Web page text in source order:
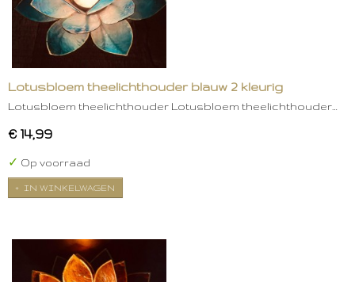
Lotusbloem theelichthouder blauw 2 kleurig
Lotusbloem theelichthouder Lotusbloem theelichthouder…
€ 14,99
✓ Op voorraad
IN WINKELWAGEN